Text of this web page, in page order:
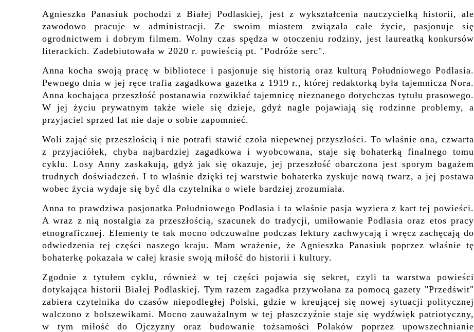
Agnieszka Panasiuk pochodzi z Białej Podlaskiej, jest z wykształcenia nauczycielką historii, ale
zawodowo pracuje w administracji. Ze swoim miastem związała całe życie, pasjonuje się
ogrodnictwem i dobrym filmem. Wolny czas spędza w otoczeniu rodziny, jest laureatką konkursów
literackich. Zadebiutowała w 2020 r. powieścią pt. "Podróże serc".
Anna kocha swoją pracę w bibliotece i pasjonuje się historią oraz kulturą Południowego Podlasia.
Pewnego dnia w jej ręce trafia zagadkowa gazetka z 1919 r., której redaktorką była tajemnicza Nora.
Anna kochająca przeszłość postanawia rozwikłać tajemnicę nieznanego dotychczas tytułu prasowego.
W jej życiu prywatnym także wiele się dzieje, gdyż nagle pojawiają się rodzinne problemy, a
przyjaciel sprzed lat nie daje o sobie zapomnieć.
Woli zająć się przeszłością i nie potrafi stawić czoła niepewnej przyszłości. To właśnie ona, czwarta
z przyjaciółek, chyba najbardziej zagadkowa i wyobcowana, staje się bohaterką finalnego tomu
cyklu. Losy Anny zaskakują, gdyż jak się okazuje, jej przeszłość obarczona jest sporym bagażem
trudnych doświadczeń. I to właśnie dzięki tej warstwie bohaterka zyskuje nową twarz, a jej postawa
wobec życia wydaje się być dla czytelnika o wiele bardziej zrozumiała.
Anna to prawdziwa pasjonatka Południowego Podlasia i ta właśnie pasja wyziera z kart tej powieści.
A wraz z nią nostalgia za przeszłością, szacunek do tradycji, umiłowanie Podlasia oraz etos pracy
etnograficznej. Elementy te tak mocno odczuwalne podczas lektury zachwycają i wręcz zachęcają do
odwiedzenia tej części naszego kraju. Mam wrażenie, że Agnieszka Panasiuk poprzez właśnie tę
bohaterkę pokazała w całej krasie swoją miłość do historii i kultury.
Zgodnie z tytułem cyklu, również w tej części pojawia się sekret, czyli ta warstwa powieści
dotykająca historii Białej Podlaskiej. Tym razem zagadka przywołana za pomocą gazety "Przedświt"
zabiera czytelnika do czasów niepodległej Polski, gdzie w kreującej się nowej sytuacji politycznej
walczono z bolszewikami. Mocno zauważalnym w tej płaszczyźnie staje się wydźwięk patriotyczny,
w tym miłość do Ojczyzny oraz budowanie tożsamości Polaków poprzez upowszechnianie